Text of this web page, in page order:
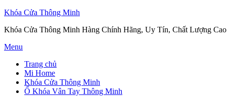
Khóa Cửa Thông Minh
Khóa Cửa Thông Minh Hàng Chính Hãng, Uy Tín, Chất Lượng Cao
Skip
content
Menu
Trang chủ
Mi Home
Khóa Cửa Thông Minh
Ổ Khóa Vân Tay Thông Minh